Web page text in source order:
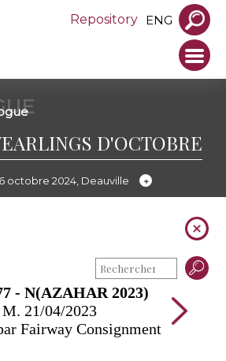
Repository ENG
D'OCTOBRE
octobre 2024, Deauville
- N(AZAHAR 2023)
M. 21/04/2023
Fairway Consignment